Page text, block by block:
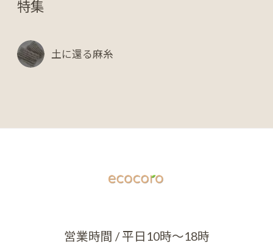
特集
土に還る麻糸
営業時間 / 平日10時～18時